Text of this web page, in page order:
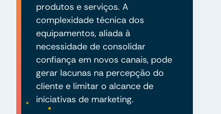
produtos e serviços. A
complexidade técnica dos
equipamentos, aliada à
necessidade de consolidar
confiança em novos canais, pode
gerar lacunas na percepção do
cliente e limitar o alcance de
iniciativas de marketing.